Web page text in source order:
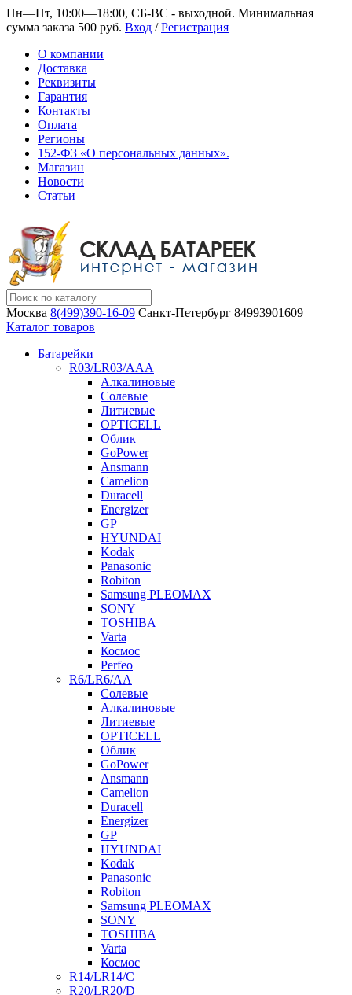
Пн—Пт, 10:00—18:00, СБ-ВС - выходной. Минимальная
сумма заказа 500 руб. Вход /Регистрация
О компании
Доставка
Реквизиты
Гарантия
Контакты
Оплата
Регионы
152-ФЗ «О персональных данных».
Магазин
Новости
Статьи
Москва 8(499)390-16-09 Санкт-Петербург 84993901609
Каталог товаров
Батарейки
R03/LR03/AAA
Алкалиновые
Солевые
Литиевые
OPTICELL
Облик
GoPower
Ansmann
Camelion
Duracell
Energizer
GP
HYUNDAI
Kodak
Panasonic
Robiton
Samsung PLEOMAX
SONY
TOSHIBA
Varta
Космос
Perfeo
R6/LR6/AA
Солевые
Алкалиновые
Литиевые
OPTICELL
Облик
GoPower
Ansmann
Camelion
Duracell
Energizer
GP
HYUNDAI
Kodak
Panasonic
Robiton
Samsung PLEOMAX
SONY
TOSHIBA
Varta
Космос
R14/LR14/C
R20/LR20/D